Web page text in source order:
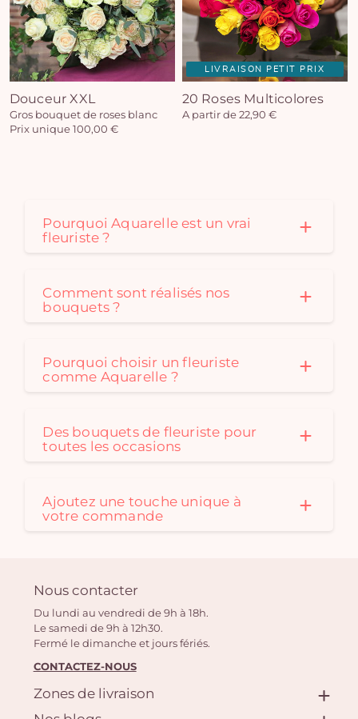
Douceur XXL
Gros bouquet de roses blanc
Prix unique 100,00 €
LIVRAISON PETIT PRIX
20 Roses Multicolores
A partir de 22,90 €
Pourquoi Aquarelle est un vrai
fleuriste ?
Comment sont réalisés nos
bouquets ?
Pourquoi choisir un fleuriste
comme Aquarelle ?
Des bouquets de fleuriste pour
toutes les occasions
Ajoutez une touche unique à
votre commande
Nous contacter
Du lundi au vendredi de 9h à 18h.
Le samedi de 9h à 12h30.
Fermé le dimanche et jours fériés.
CONTACTEZ-NOUS
Zones de livraison